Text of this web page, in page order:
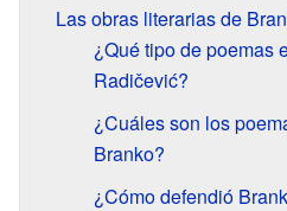
Las obras literarias de
¿Qué tipo de poemas
Radičević?
¿Cuáles son los
Branko?
¿Cómo defendió